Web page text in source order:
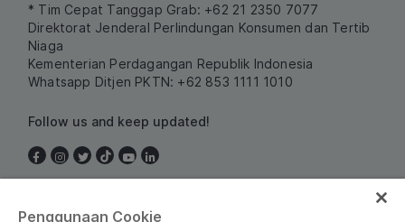
* Tim Cepat Tanggap Grab: +62 21 2350 7077
Direktorat Jenderal Perlindungan Konsumen dan Tertib
Niaga
Kementerian Perdagangan Republik Indonesia
Whatsapp Ditjen PKTN: +62 853 1111 1010
Follow us and keep updated!
Penggunaan Cookie